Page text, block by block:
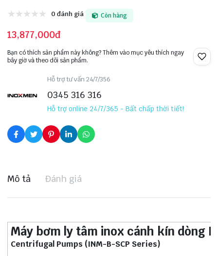
0 đánh giá Còn hàng
13,877,000đ
Bạn có thích sản phẩm này không? Thêm vào mục yêu thích ngay
bây giờ và theo dõi sản phẩm.
Hỗ trợ tư vấn 24/7/356
0345 316 316
Hỗ trợ online 24/7/365 - Bất chấp thời tiết!
Mô tả Đánh giá
Máy bơm ly tâm inox cánh kín dòng
Centrifugal Pumps (INM-B-SCP Series)